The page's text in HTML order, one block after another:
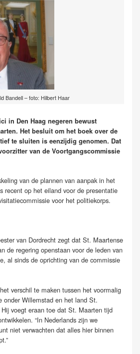
Bandell – foto: Hilbert Haar
in Den Haag negeren bewust
Het besluit om het boek over de
te sluiten is eenzijdig genomen. Dat
van de Voortgangscommissie
van de plannen van aanpak in het
recent op het eiland voor de presentatie
voor het politiekorps.
van Dordrecht zegt dat St. Maartense
de regering openstaan voor de leden van
al sinds de oprichting van de commissie
verschil te maken tussen het voormalig
onder Willemstad en het land St.
voegt eraan toe dat St. Maarten tijd
“In Nederlands zijn we
niet verwachten dat alles hier binnen